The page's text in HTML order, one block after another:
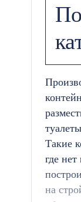
Такие
где
на